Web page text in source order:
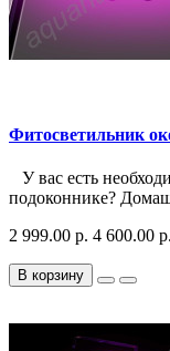
Фитосветильник
У вас есть
подоконнике?
2 999.00 р. 4 600.00 р.
В корзину